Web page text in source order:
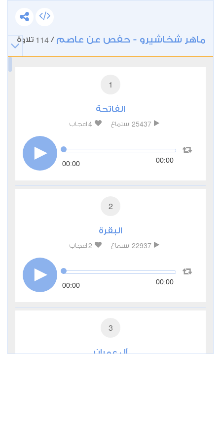
ماهر شخاشيرو - حفص عن عاصم /
114 تلاوة
1
الفاتحة
25437 استماع 4 اعجاب
00:00 00:00
2
البقرة
22937 استماع 2 اعجاب
00:00 00:00
3
آل عمران